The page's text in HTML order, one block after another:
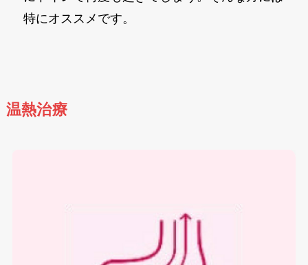
特にオススメです。
温熱治療